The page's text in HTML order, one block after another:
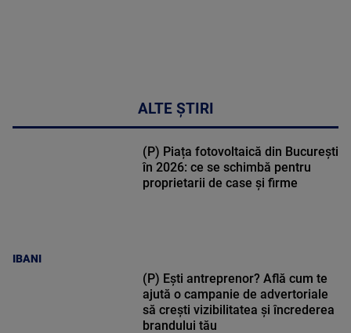
ALTE ȘTIRI
IBANI
(P) Piața fotovoltaică din București
în 2026: ce se schimbă pentru
proprietarii de case și firme
(P) Ești antreprenor? Află cum te
ajută o campanie de advertoriale
să crești vizibilitatea și încrederea
brandului tău